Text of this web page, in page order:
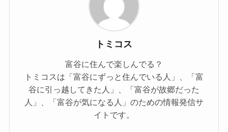
トミコス
富谷に住んで楽しんでる？
トミコスは「富谷にずっと住んでいる人」、「富
谷に引っ越してきた人」、「富谷が故郷だった
人」、「富谷が気になる人」のための情報発信サ
イトです。